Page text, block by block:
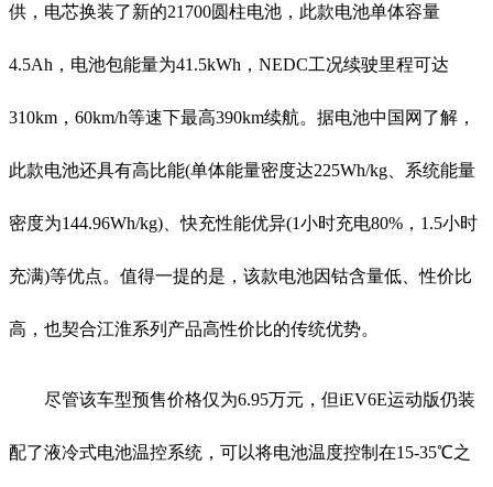
供，电芯换装了新的21700圆柱电池，此款电池单体容量
4.5Ah，电池包能量为41.5kWh，NEDC工况续驶里程可达
310km，60km/h等速下最高390km续航。据电池中国网了解，
此款电池还具有高比能(单体能量密度达225Wh/kg、系统能量
密度为144.96Wh/kg)、快充性能优异(1小时充电80%，1.5小时
充满)等优点。值得一提的是，该款电池因钴含量低、性价比
高，也契合江淮系列产品高性价比的传统优势。
尽管该车型预售价格仅为6.95万元，但iEV6E运动版仍装
配了液冷式电池温控系统，可以将电池温度控制在15-35℃之